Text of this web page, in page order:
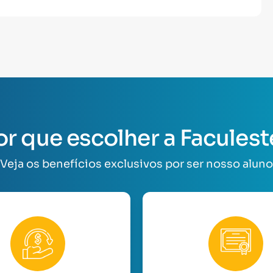
que escolher a
Veja os benefícios exclusivos por ser nosso aluno